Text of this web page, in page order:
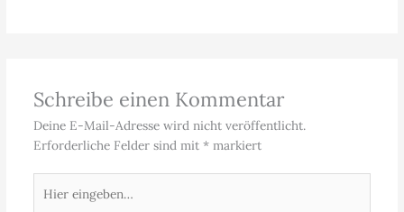
Schreibe einen Kommentar
Deine E-Mail-Adresse wird nicht veröffentlicht.
Erforderliche Felder sind mit *markiert
eingeben…